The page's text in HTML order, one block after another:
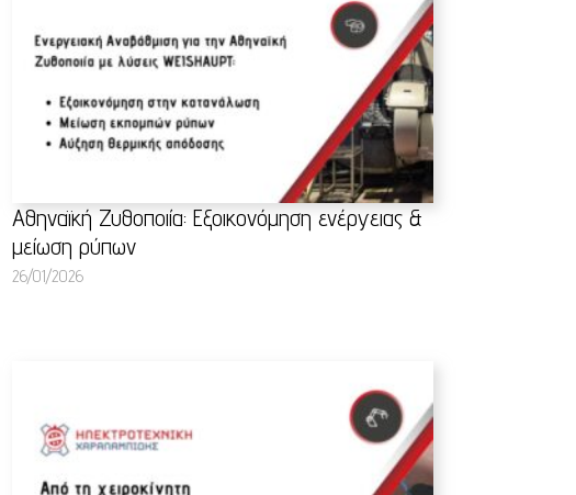
Αθηναϊκή Ζυθοποιία: Εξοικονόμηση ενέργειας &
μείωση ρύπων
26/01/2026